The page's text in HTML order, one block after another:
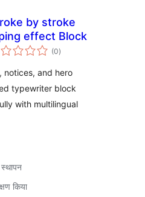
by stroke
effect Block
(0कुल
दर)
notices, and hero
typewriter block
with multilingual
किया